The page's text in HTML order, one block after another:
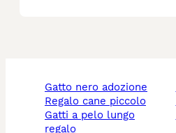
gatto nero adozione
regalo cane piccolo
gatti a pelo lungo
regalo